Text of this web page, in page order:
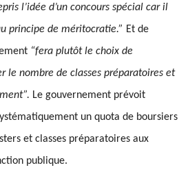
l’idée d’un concours spécial car il
principe de méritocratie.” Et de
“fera plutôt le choix de
le nombre de classes préparatoires et
Le gouvernement prévoit
un quota de boursiers
et classes préparatoires aux
publique.